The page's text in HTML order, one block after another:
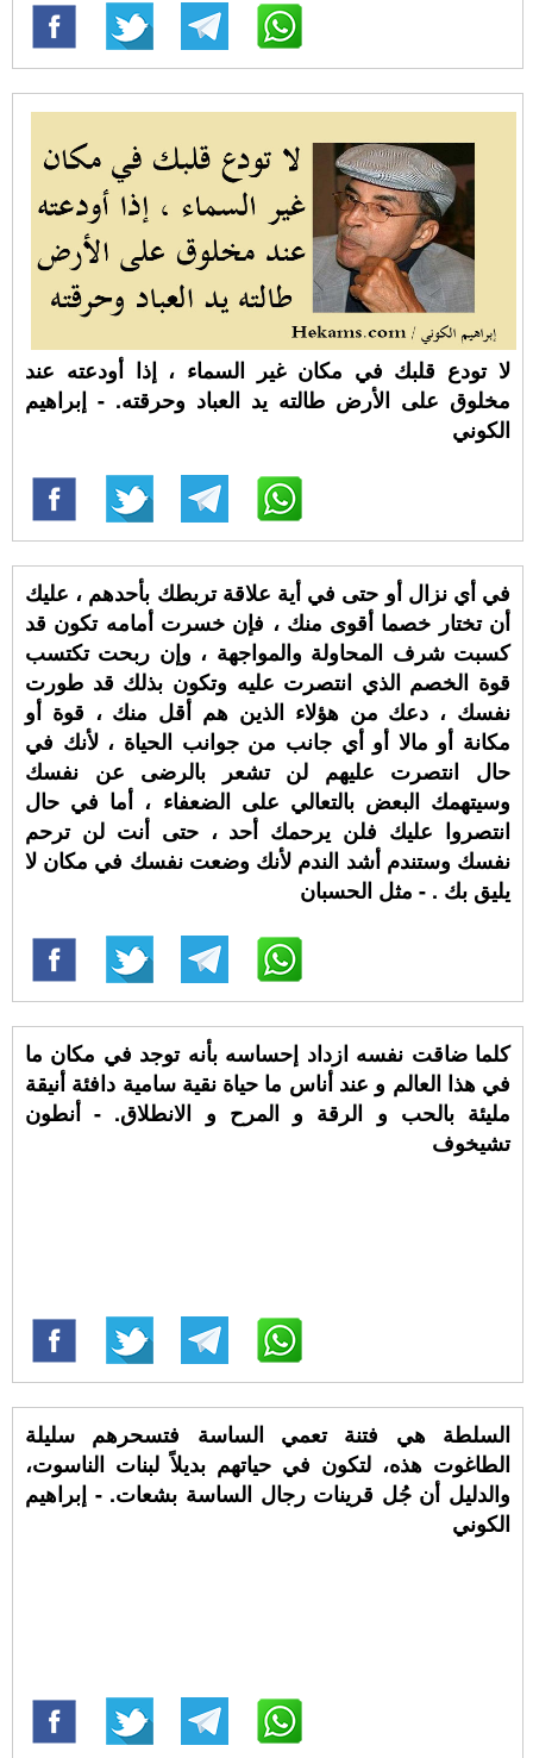
لا تودع قلبك في مكان غير السماء ، إذا أودعته عند
مخلوق على الأرض طالته يد العباد وحرقته. - إبراهيم
الكوني
في أي نزال أو حتى في أية علاقة تربطك بأحدهم ، عليك
أن تختار خصما أقوى منك ، فإن خسرت أمامه تكون قد
كسبت شرف المحاولة والمواجهة ، وإن ربحت تكتسب
قوة الخصم الذي انتصرت عليه وتكون بذلك قد طورت
نفسك ، دعك من هؤلاء الذين هم أقل منك ، قوة أو
مكانة أو مالا أو أي جانب من جوانب الحياة ، لأنك في
حال انتصرت عليهم لن تشعر بالرضى عن نفسك
وسيتهمك البعض بالتعالي على الضعفاء ، أما في حال
انتصروا عليك فلن يرحمك أحد ، حتى أنت لن ترحم
نفسك وستندم أشد الندم لأنك وضعت نفسك في مكان لا
يليق بك . - مثل الحسبان
كلما ضاقت نفسه ازداد إحساسه بأنه توجد في مكان ما
في هذا العالم و عند أناس ما حياة نقية سامية دافئة أنيقة
مليئة بالحب و الرقة و المرح و الانطلاق. - أنطون
تشيخوف
السلطة هي فتنة تعمي الساسة فتسحرهم سليلة
الطاغوت هذه، لتكون في حياتهم بديلاً لبنات الناسوت،
والدليل أن جُل قرينات رجال الساسة بشعات. - إبراهيم
الكوني